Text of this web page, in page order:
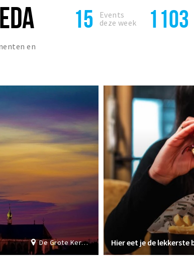
en
15
Events
deze week
1103
De Grote Kerk Breda Hier eet je de lekkerste